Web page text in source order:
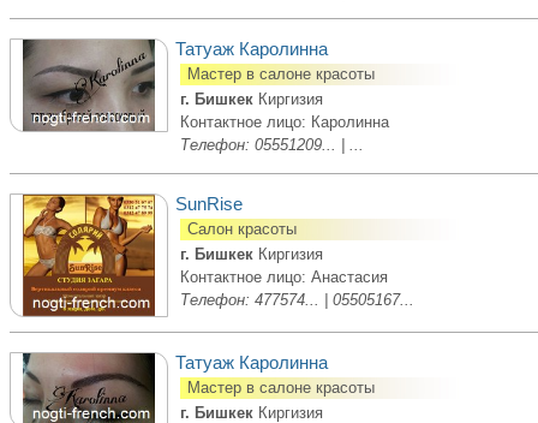
Татуаж Каролинна
Мастер в салоне красоты
г. Бишкек Киргизия
Контактное лицо: Каролинна
Телефон: 05551209... | ...
SunRise
Салон красоты
г. Бишкек Киргизия
Контактное лицо: Анастасия
Телефон: 477574... | 05505167...
Татуаж Каролинна
Мастер в салоне красоты
г. Бишкек Киргизия